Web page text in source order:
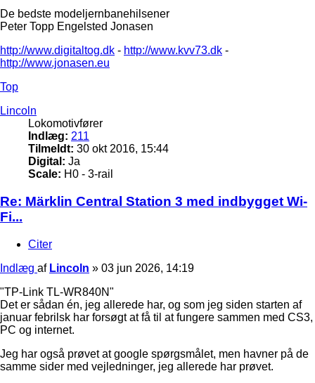
De bedste modeljernbanehilsener
Peter Topp Engelsted Jonasen
http://www.digitaltog.dk - http://www.kvv73.dk -
http://www.jonasen.eu
Top
Lincoln
Lokomotivfører
Indlæg: 211
Tilmeldt: 30 okt 2016, 15:44
Digital: Ja
Scale: H0 - 3-rail
Re: Märklin Central Station 3 med indbygget Wi-
Fi...
Citer
Indlæg af Lincoln » 03 jun 2026, 14:19
"TP-Link TL-WR840N"
Det er sådan én, jeg allerede har, og som jeg siden starten af
januar febrilsk har forsøgt at få til at fungere sammen med CS3,
PC og internet.
Jeg har også prøvet at google spørgsmålet, men havner på de
samme sider med vejledninger, jeg allerede har prøvet.